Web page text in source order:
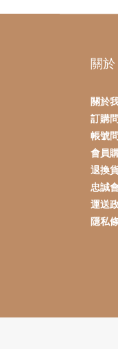
關於
關於
訂購
帳號
會員
退換
忠誠
運送
隱私